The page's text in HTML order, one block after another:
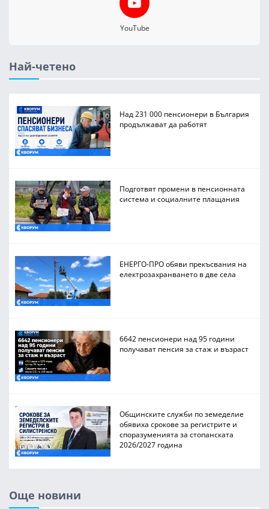
YouTube
Най-четено
Над 231 000 пенсионери в България
продължават да работят
Подготвят промени в пенсионната
система и социалните плащания
ЕНЕРГО-ПРО обяви прекъсвания на
електрозахранването в две села
6642 пенсионери над 95 години
получават пенсия за стаж и възраст
Общинските служби по земеделие
обявиха срокове за регистрите и
споразуменията за стопанската
2026/2027 година
Още новини